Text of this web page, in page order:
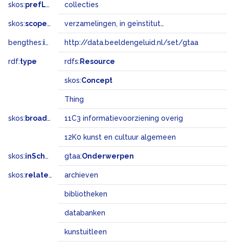
skos:prefLabel collecties
skos:scopeNote verzamelingen, in geïnstitutionaliseerd verband bijeengebracht en beheerd
bengthes:inSet http://data.beeldengeluid.nl/set/gtaa
rdf:type rdfs: Resource
skos:Concept
Thing
skos: broadMatch 11C3 informatievoorziening overig
12K0 kunst en cultuur algemeen
skos:inScheme gtaa:Onderwerpen
skos:related archieven
bibliotheken
databanken
kunstuitleen